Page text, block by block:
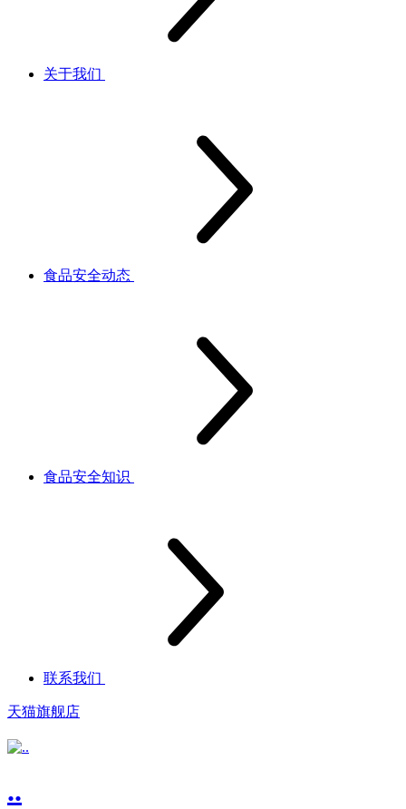
关于我们
食品安全动态
食品安全知识
联系我们
天猫旗舰店
..